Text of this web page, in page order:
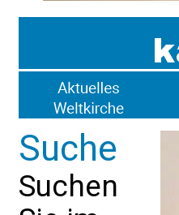
Suche
Suchen